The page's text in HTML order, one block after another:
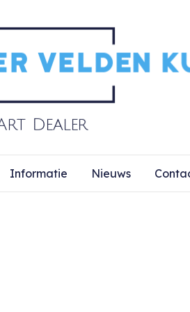
Informatie Nieuws